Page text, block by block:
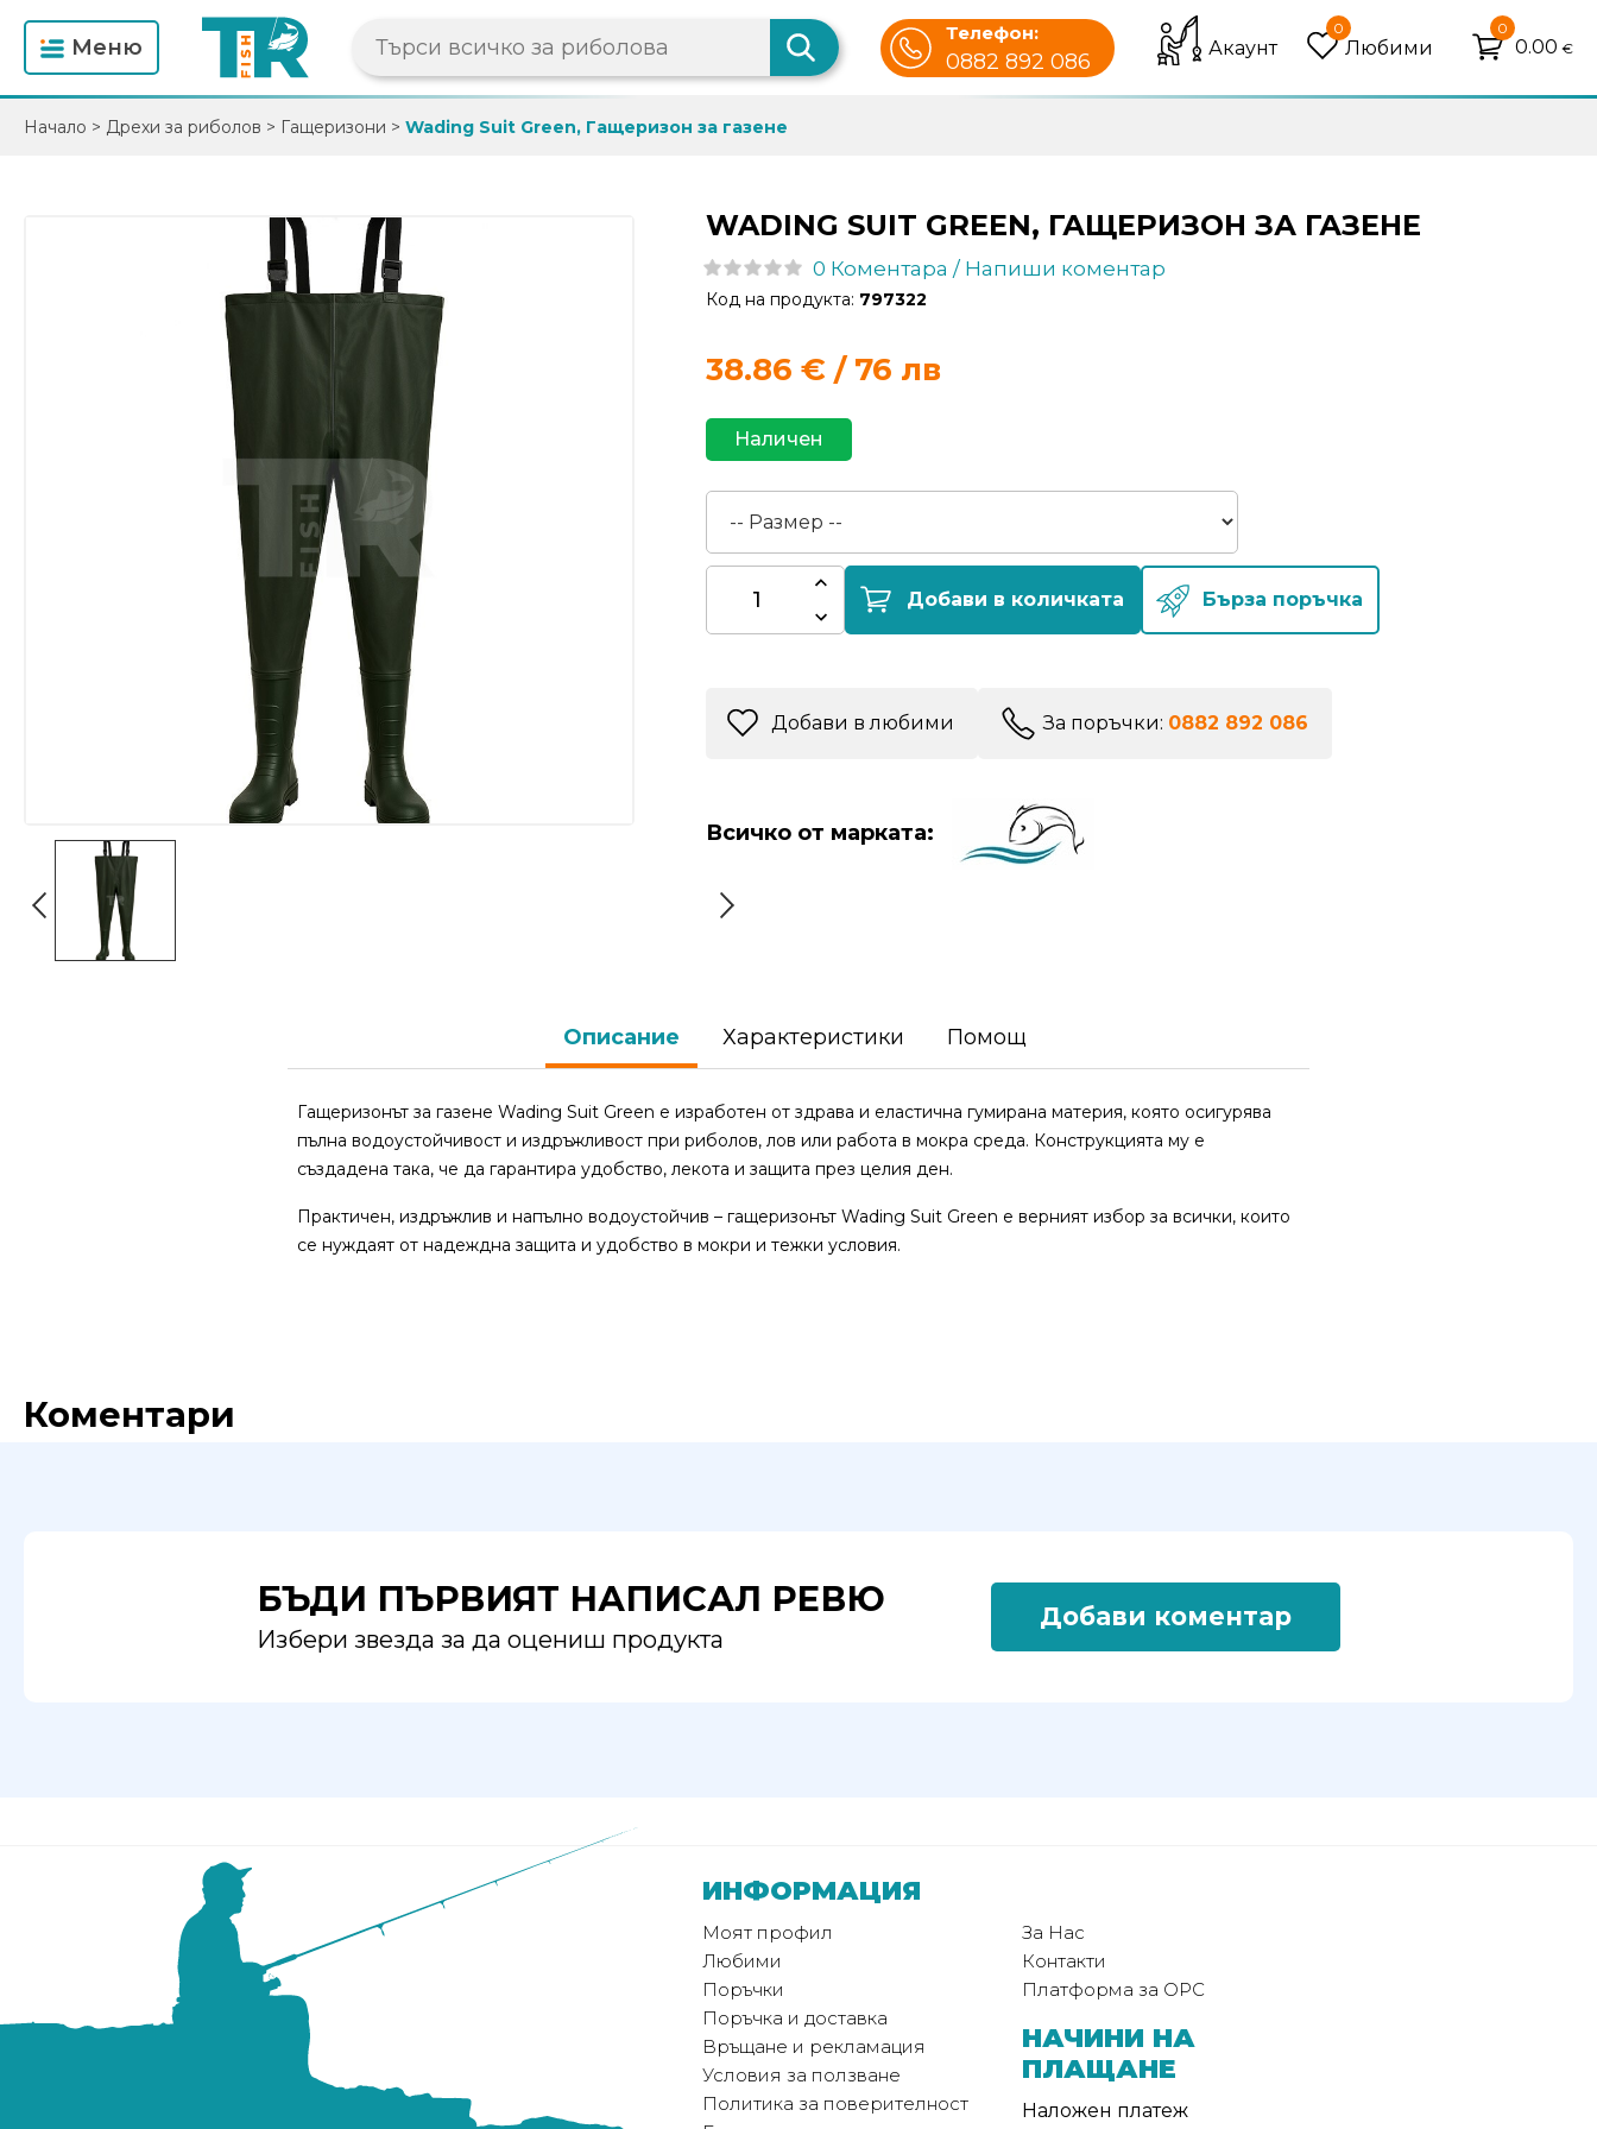
Mеню
Телефон:
0882 892 086
Акаунт
0
Любими
0
0.00 €
Начало > Дрехи за риболов > Гащеризони > Wading Suit Green, Гащеризон за газене
WADING SUIT GREEN, ГАЩЕРИЗОН ЗА ГАЗЕНЕ
0 Коментара / Напиши коментар
Код на продукта: 797322
38.86 € / 76 лв
Наличен
Добави в количката Бърза поръчка
Добави в любими За поръчки: 0882 892 086
Всичко от марката:
Описание Характеристики Помощ
Гащеризонът за газене Wading Suit Green е изработен от здрава и еластична гумирана материя, която осигурява
пълна водоустойчивост и издръжливост при риболов, лов или работа в мокра среда. Конструкцията му е
създадена така, че да гарантира удобство, лекота и защита през целия ден.
Практичен, издръжлив и напълно водоустойчив – гащеризонът Wading Suit Green е верният избор за всички, които
се нуждаят от надеждна защита и удобство в мокри и тежки условия.
Коментари
БЪДИ ПЪРВИЯТ НАПИСАЛ РЕВЮ
Избери звезда за да оцениш продукта
Добави коментар
ИНФОРМАЦИЯ
Моят профил
Любими
Поръчки
Поръчка и доставка
Връщане и рекламация
Условия за ползване
Политика за поверителност
За Нас
Контакти
Платформа за ОРС
НАЧИНИ НА
ПЛАЩАНЕ
Наложен платеж